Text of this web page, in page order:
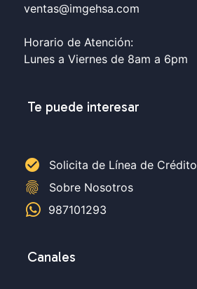
ventas@imgehsa.com
Horario de Atención:
Lunes a Viernes de 8am a 6pm
Te puede interesar
check_circle Solicita de Línea de Crédito
fingerprint
Sobre Nosotros
987101293
Canales